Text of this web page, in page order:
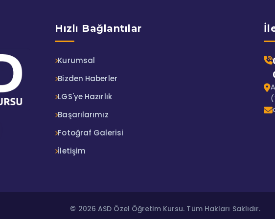
Hızlı Bağlantılar
Kurumsal
Bizden Haberler
LGS'ye Hazırlık
Başarılarımız
Fotoğraf Galerisi
İletişim
© 2026 ASD Özel Öğretim Kursu. Tüm Hakları Saklıdır.